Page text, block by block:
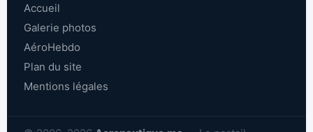
Accueil
Galerie photos
AéroHebdo
Plan du site
Mentions légales